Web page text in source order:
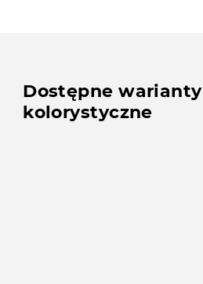
Dostępne warianty
kolorystyczne